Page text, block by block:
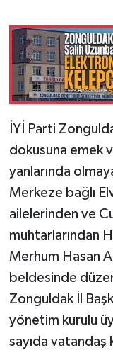
İYİ Parti
dokusuna emek
yanlarında
Merkeze bağlı
ailelerinden ve
muhtarlarından
Merhum Hasan
beldesinde
Zonguldak İl
yönetim kurulu
sayıda vatandaş